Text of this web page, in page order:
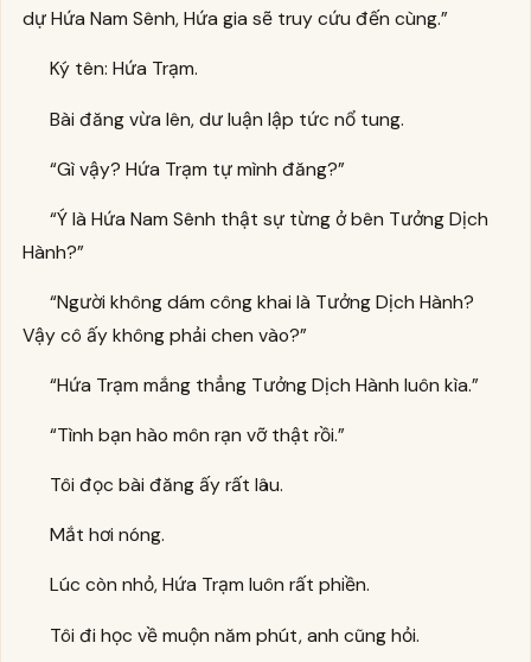
dự Hứa Nam Sênh, Hứa gia sẽ truy cứu đến cùng.”
Ký tên: Hứa Trạm.
Bài đăng vừa lên, dư luận lập tức nổ tung.
“Gì vậy? Hứa Trạm tự mình đăng?”
“Ý là Hứa Nam Sênh thật sự từng ở bên Tưởng Dịch
Hành?”
“Người không dám công khai là Tưởng Dịch Hành?
Vậy cô ấy không phải chen vào?”
“Hứa Trạm mắng thẳng Tưởng Dịch Hành luôn kìa.”
“Tình bạn hào môn rạn vỡ thật rồi.”
Tôi đọc bài đăng ấy rất lâu.
Mắt hơi nóng.
Lúc còn nhỏ, Hứa Trạm luôn rất phiền.
Tôi đi học về muộn năm phút, anh cũng hỏi.